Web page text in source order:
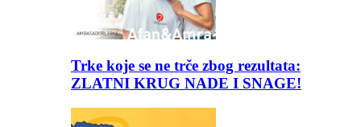
Trke koje se ne trče zbog rezultata:
ZLATNI KRUG NADE I SNAGE!